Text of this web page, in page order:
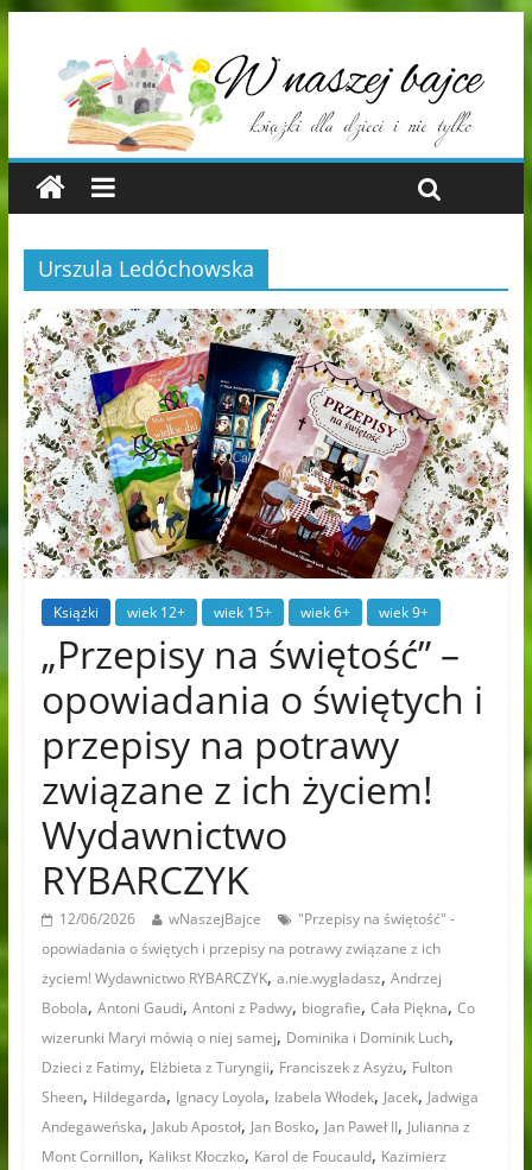
Urszula Ledóchowska
Książki wiek 12+ wiek 15+ wiek 6+ wiek 9+
„Przepisy na świętość” –
opowiadania o świętych i
przepisy na potrawy
związane z ich życiem!
Wydawnictwo
RYBARCZYK
12/06/2026 wNaszejBajce
"Przepisy na świętość" -
opowiadania o świętych i przepisy na potrawy związane z ich
życiem! Wydawnictwo RYBARCZYK, a.nie.wygladasz, Andrzej
Bobola, Antoni Gaudi, Antoni z Padwy, biografie, Cała Piękna, Co
wizerunki Maryi mówią o niej samej, Dominika i Dominik Luch,
Dzieci z Fatimy, Elżbieta z Turyngii, Franciszek z Asyżu, Fulton
Sheen, Hildegarda, Ignacy Loyola, Izabela Włodek, Jacek, Jadwiga
Andegaweńska, Jakub Apostoł, Jan Bosko, Jan Paweł II, Julianna z
Mont Cornillon, Kalikst Kłoczko, Karol de Foucauld, Kazimierz